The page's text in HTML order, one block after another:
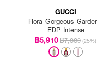
GUCCI
Flora Gorgeous
EDP Intense
฿5,910฿7,880 (25%)